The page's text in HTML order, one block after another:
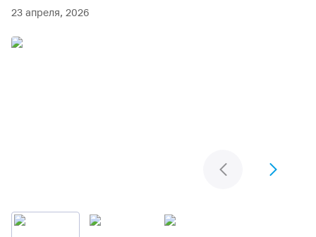
23 апреля, 2026